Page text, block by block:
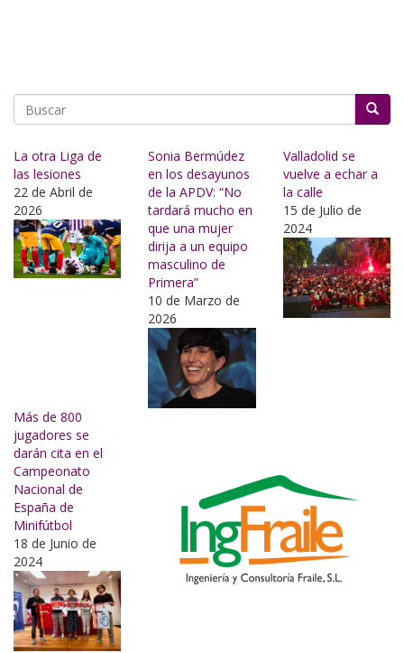
La otra Liga de
las lesiones
22 de Abril de
2026
Sonia Bermúdez
en los desayunos
de la APDV: “No
tardará mucho en
que una mujer
dirija a un equipo
masculino de
Primera”
10 de Marzo de
2026
Valladolid se
vuelve a echar a
la calle
15 de Julio de
2024
Más de 800
jugadores se
darán cita en el
Campeonato
Nacional de
España de
Minifútbol
18 de Junio de
2024